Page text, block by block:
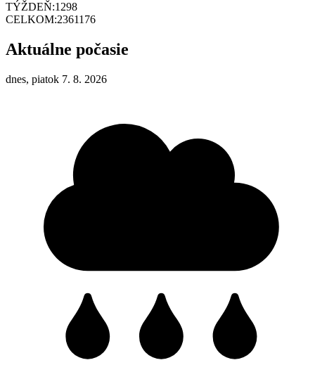
TÝŽDEŇ:1298
CELKOM:2361176
Aktuálne počasie
dnes, piatok 7. 8. 2026